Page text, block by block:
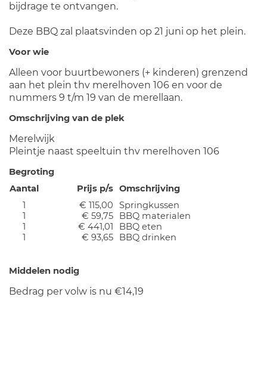
bijdrage te ontvangen.
Deze BBQ zal plaatsvinden op 21 juni op het plein.
Voor wie
Alleen voor buurtbewoners (+ kinderen) grenzend
aan het plein thv merelhoven 106 en voor de
nummers 9 t/m 19 van de merellaan.
Omschrijving van de plek
Merelwijk
Pleintje naast speeltuin thv merelhoven 106
Begroting
Aantal
Prijs p/s Omschrijving
1
€ 115,00
Springkussen
1
€ 59,75
BBQ materialen
1
€ 441,01
BBQ eten
1
€ 93,65 BBQ drinken
Middelen nodig
Bedrag per volw is nu €14,19